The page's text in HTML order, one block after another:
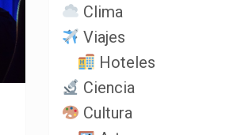
Clima
Viajes
Hoteles
Ciencia
Cultura